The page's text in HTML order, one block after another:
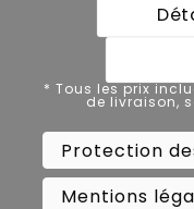
* Tous les prix
livraison, sauf
Protection des
Mentions
Conditions
* Tous les prix
de livraison,
Protection
Mentions